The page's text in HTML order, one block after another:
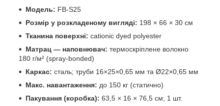
Модель: FB-S25
Розмір у розкладеному вигляді: 198 × 66 × 30 см
Тканина поверхні: cationic dyed polyester
Матрац — наповнювач: термоскріплене волокно
180 г/м² (spray-bonded)
Каркас: сталь; труби 16×25×0,65 мм та Ø22×0,65 мм
Макс. навантаження: до 150 кг (статично)
Пакування (коробка): 63,5 × 16 × 76,5 см; 1 шт.